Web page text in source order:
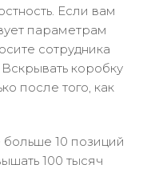
Если вам
параметрам
сотрудника
коробку
после того, как
10 позиций
100 тысяч